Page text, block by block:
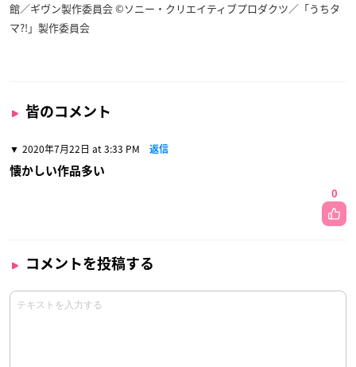
館／ギヴン製作委員会 ©ソニー・クリエイティブプロダクツ／「うちタ
マ?!」製作委員会
皆のコメント
2020年7月22日 at 3:33 PM 返信
懐かしい作品多い
0
コメントを投稿する